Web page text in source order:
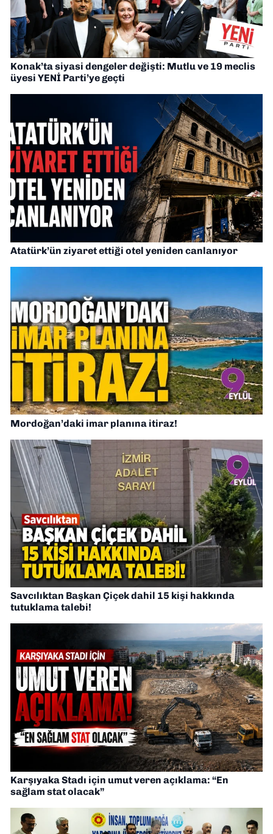
Konak’ta siyasi dengeler değişti: Mutlu ve 19 meclis
üyesi YENİ Parti’ye geçti
Atatürk’ün ziyaret ettiği otel yeniden canlanıyor
Mordoğan’daki imar planına itiraz!
Savcılıktan Başkan Çiçek dahil 15 kişi hakkında
tutuklama talebi!
Karşıyaka Stadı için umut veren açıklama: “En
sağlam stat olacak”